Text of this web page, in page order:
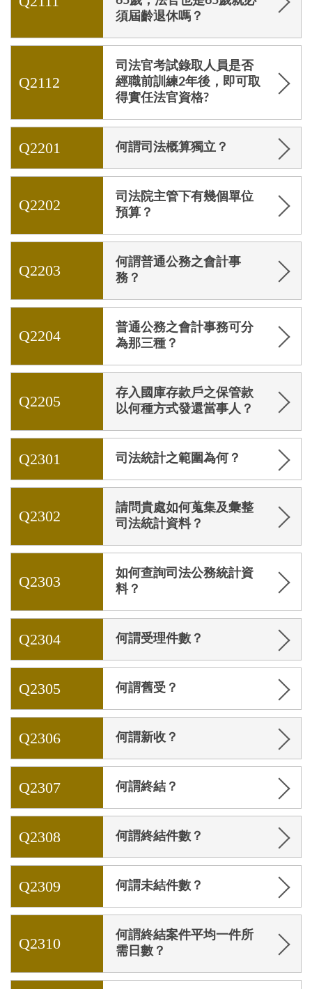
須屆齡退休嗎？
Q2112
司法官考試錄取人員是否
經職前訓練2年後，即可取
得實任法官資格?
Q2201 何謂司法概算獨立？
Q2202
司法院主管下有幾個單位
預算？
Q2203
何謂普通公務之會計事
務？
Q2204
普通公務之會計事務可分
為那三種？
Q2205
存入國庫存款戶之保管款
以何種方式發還當事人？
Q2301 司法統計之範圍為何？
Q2302
請問貴處如何蒐集及彙整
司法統計資料？
Q2303
如何查詢司法公務統計資
料？
Q2304 何謂受理件數？
Q2305 何謂舊受？
Q2306 何謂新收？
Q2307 何謂終結？
Q2308 何謂終結件數？
Q2309 何謂未結件數？
Q2310
何謂終結案件平均一件所
需日數？